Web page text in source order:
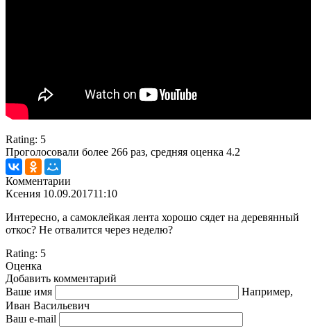
Rating: 5
Проголосовали более 266 раз, средняя оценка 4.2
Комментарии
Ксения 10.09.201711:10
Интересно, а самоклейкая лента хорошо сядет на деревянный
откос? Не отвалится через неделю?
Rating: 5
Оценка
Добавить комментарий
Ваше имя
Например,
Иван Васильевич
Ваш e-mail